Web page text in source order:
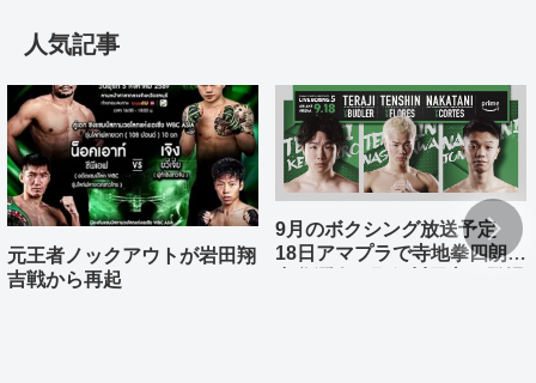
人気記事
元王者ノックアウトが岩田翔
吉戦から再起
9月のボクシング放送予定
18日アマプラで寺地拳四朗、